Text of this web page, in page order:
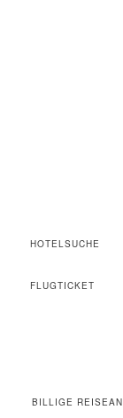
HOTELSUCHE
FLUGTICKET
BILLIGE